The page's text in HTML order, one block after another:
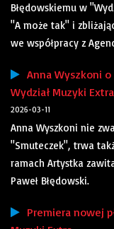
Błędowskiemu w
"A może tak" i
we współpracy z
Anna Wyszkoni
Wydział Muzyki Extra
2026-03-11
Anna Wyszkoni nie
"Smuteczek", trwa
ramach Artystka
Paweł Błędowski.
Premiera nowej